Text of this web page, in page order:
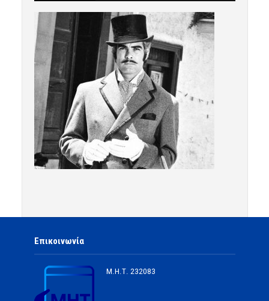
Επικοινωνία
Μ.Η.Τ. 232083